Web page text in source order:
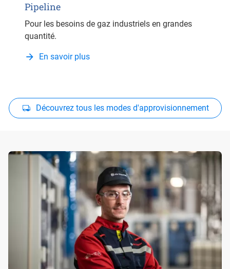
Pipeline
Pour les besoins de gaz industriels en grandes
quantité.
En savoir plus
Découvrez tous les modes d'approvisionnement